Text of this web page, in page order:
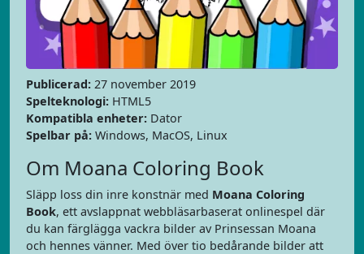
Publicerad: 27 november 2019
Spelteknologi: HTML5
Kompatibla enheter: Dator
Spelbar på: Windows, MacOS, Linux
Om Moana Coloring Book
Släpp loss din inre konstnär med Moana Coloring
Book, ett avslappnat webbläsarbaserat onlinespel där
du kan färglägga vackra bilder av Prinsessan Moana
och hennes vänner. Med över tio bedårande bilder att